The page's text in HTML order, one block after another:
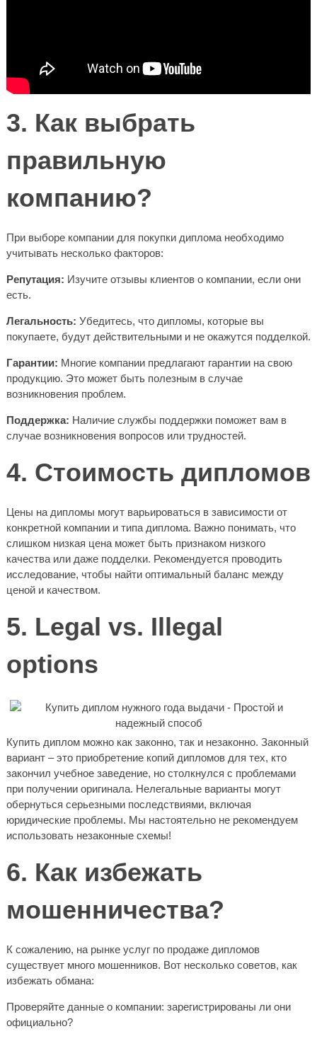
3. Как выбрать
правильную
компанию?
При выборе компании для покупки диплома необходимо
учитывать несколько факторов:
Репутация: Изучите отзывы клиентов о компании, если они
есть.
Легальность: Убедитесь, что дипломы, которые вы
покупаете, будут действительными и не окажутся подделкой.
Гарантии: Многие компании предлагают гарантии на свою
продукцию. Это может быть полезным в случае
возникновения проблем.
Поддержка: Наличие службы поддержки поможет вам в
случае возникновения вопросов или трудностей.
4. Стоимость дипломов
Цены на дипломы могут варьироваться в зависимости от
конкретной компании и типа диплома. Важно понимать, что
слишком низкая цена может быть признаком низкого
качества или даже подделки. Рекомендуется проводить
исследование, чтобы найти оптимальный баланс между
ценой и качеством.
5. Legal vs. Illegal
options
Купить диплом можно как законно, так и незаконно. Законный
вариант – это приобретение копий дипломов для тех, кто
закончил учебное заведение, но столкнулся с проблемами
при получении оригинала. Нелегальные варианты могут
обернуться серьезными последствиями, включая
юридические проблемы. Мы настоятельно не рекомендуем
использовать незаконные схемы!
6. Как избежать
мошенничества?
К сожалению, на рынке услуг по продаже дипломов
существует много мошенников. Вот несколько советов, как
избежать обмана:
Проверяйте данные о компании: зарегистрированы ли они
официально?